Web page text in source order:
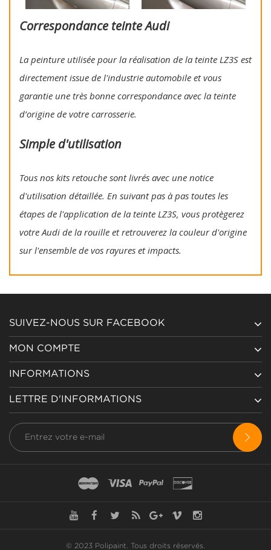
Correspondance teinte Audi
La peinture utilisée pour la réalisation de la teinte LZ3S est
directement issue de l'industrie automobile et vous
garantie une très bonne correspondance avec la teinte
d’origine de votre carrosserie.
Simple d'utilisation
Tous nos kits retouche sont livrés avec une notice
d'utilisation détaillée. En suivant pas à pas toutes les
étapes de l'application de la teinte LZ3S, vous protègerez
votre Audi de la rouille et retrouverez la couleur d'origine
sur l'ensemble de vos rayures et impacts.
SUIVEZ-NOUS SUR FACEBOOK
MON COMPTE
INFORMATIONS
LETTRE D'INFORMATIONS
© 2023 Polipaint. Tous droits réservés.